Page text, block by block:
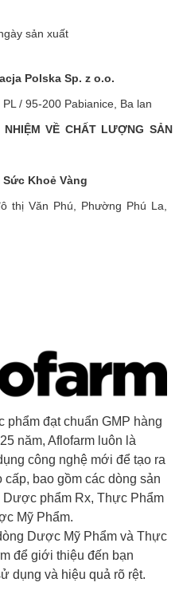
sản xuất
Polska Sp. z o.o.
/ 95-200 Pabianice, Ba lan
VỀ CHẤT LƯỢNG SẢN
Sức Khoẻ Vàng
thị Văn Phú, Phường Phú La,
phẩm đạt chuẩn GMP hàng
năm, Aflofarm luôn là
công nghệ mới để tạo ra
bao gồm các dòng sản
phẩm Rx, Thực Phẩm
Mỹ Phẩm.
Dược Mỹ Phẩm và Thực
để giới thiệu đến bạn
dụng và hiệu quả rõ rệt.